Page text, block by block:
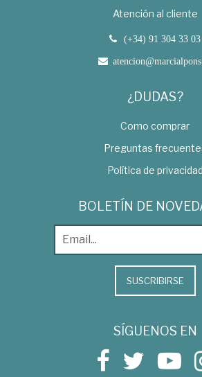
Atención al cliente
(+34) 91 304 33 03
¿DUDAS?
Como comprar
Preguntas
Política de privacidad
BOLETÍN DE
SUSCRIBIRSE
SÍGUENOS EN